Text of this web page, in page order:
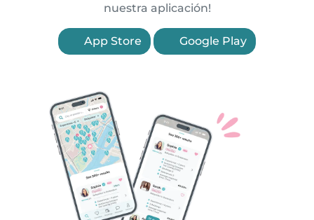
nuestra aplicación!
App Store Google Play